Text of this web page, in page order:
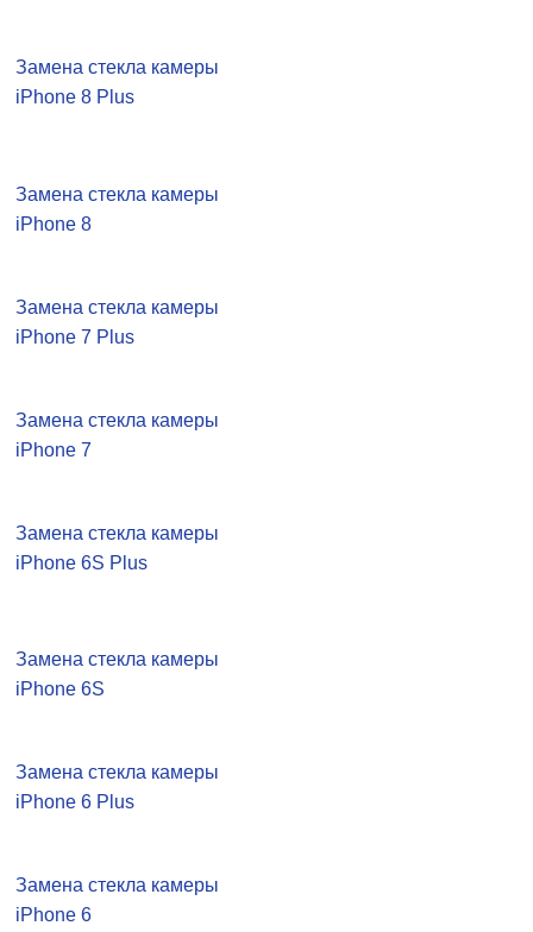
Замена стекла камеры
iPhone 8 Plus
Замена стекла камеры
iPhone 8
Замена стекла камеры
iPhone 7 Plus
Замена стекла камеры
iPhone 7
Замена стекла камеры
iPhone 6S Plus
Замена стекла камеры
iPhone 6S
Замена стекла камеры
iPhone 6 Plus
Замена стекла камеры
iPhone 6